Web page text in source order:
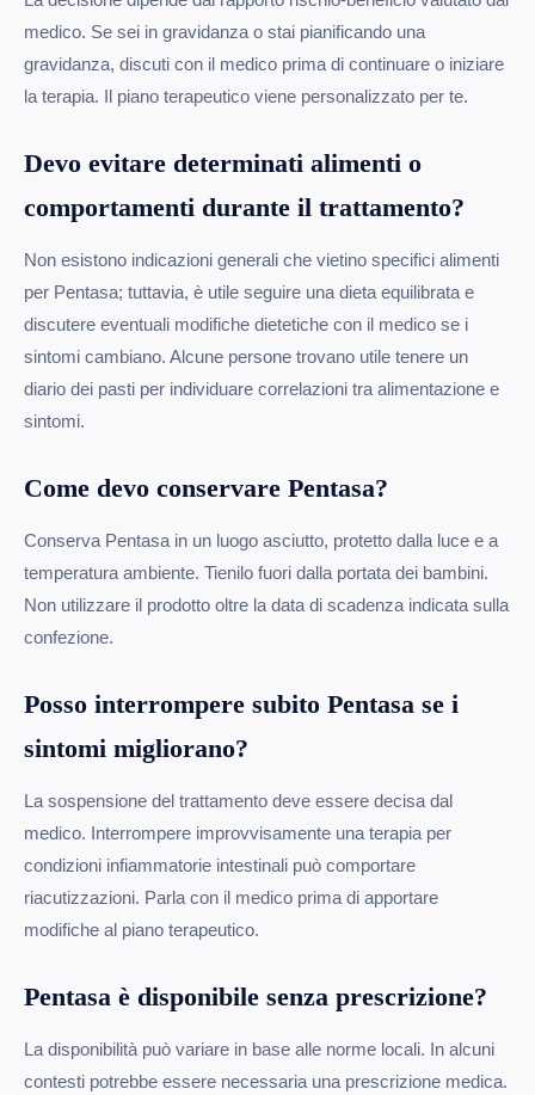
medico. Se sei in gravidanza o stai pianificando una
gravidanza, discuti con il medico prima di continuare o iniziare
la terapia. Il piano terapeutico viene personalizzato per te.
Devo evitare determinati alimenti o
comportamenti durante il trattamento?
Non esistono indicazioni generali che vietino specifici alimenti
per Pentasa; tuttavia, è utile seguire una dieta equilibrata e
discutere eventuali modifiche dietetiche con il medico se i
sintomi cambiano. Alcune persone trovano utile tenere un
diario dei pasti per individuare correlazioni tra alimentazione e
sintomi.
Come devo conservare Pentasa?
Conserva Pentasa in un luogo asciutto, protetto dalla luce e a
temperatura ambiente. Tienilo fuori dalla portata dei bambini.
Non utilizzare il prodotto oltre la data di scadenza indicata sulla
confezione.
Posso interrompere subito Pentasa se i
sintomi migliorano?
La sospensione del trattamento deve essere decisa dal
medico. Interrompere improvvisamente una terapia per
condizioni infiammatorie intestinali può comportare
riacutizzazioni. Parla con il medico prima di apportare
modifiche al piano terapeutico.
Pentasa è disponibile senza prescrizione?
La disponibilità può variare in base alle norme locali. In alcuni
contesti potrebbe essere necessaria una prescrizione medica.